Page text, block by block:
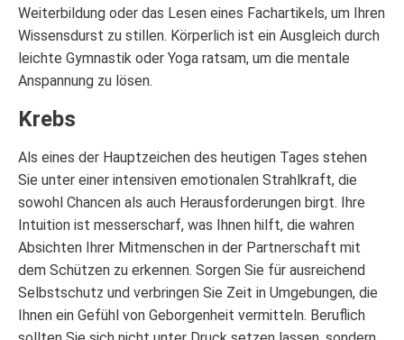
Weiterbildung oder das Lesen eines Fachartikels, um Ihren
Wissensdurst zu stillen. Körperlich ist ein Ausgleich durch
leichte Gymnastik oder Yoga ratsam, um die mentale
Anspannung zu lösen.
Krebs
Als eines der Hauptzeichen des heutigen Tages stehen
Sie unter einer intensiven emotionalen Strahlkraft, die
sowohl Chancen als auch Herausforderungen birgt. Ihre
Intuition ist messerscharf, was Ihnen hilft, die wahren
Absichten Ihrer Mitmenschen in der Partnerschaft mit
dem Schützen zu erkennen. Sorgen Sie für ausreichend
Selbstschutz und verbringen Sie Zeit in Umgebungen, die
Ihnen ein Gefühl von Geborgenheit vermitteln. Beruflich